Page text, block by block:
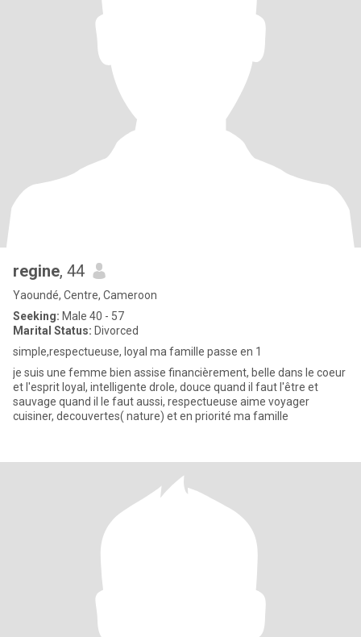
regine, 44
Yaoundé, Centre, Cameroon
Seeking: Male 40 - 57
Marital Status: Divorced
simple,respectueuse, loyal ma famille passe en 1
je suis une femme bien assise financièrement, belle dans le coeur
et l'esprit loyal, intelligente drole, douce quand il faut l'être et
sauvage quand il le faut aussi, respectueuse aime voyager
cuisiner, decouvertes( nature) et en priorité ma famille